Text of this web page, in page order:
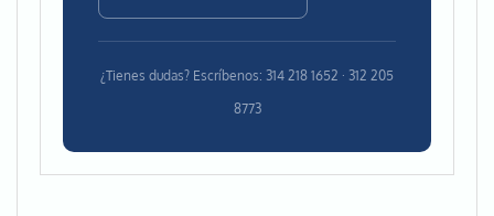
¿Tienes dudas? Escríbenos: 314 218 1652 · 312 205
8773